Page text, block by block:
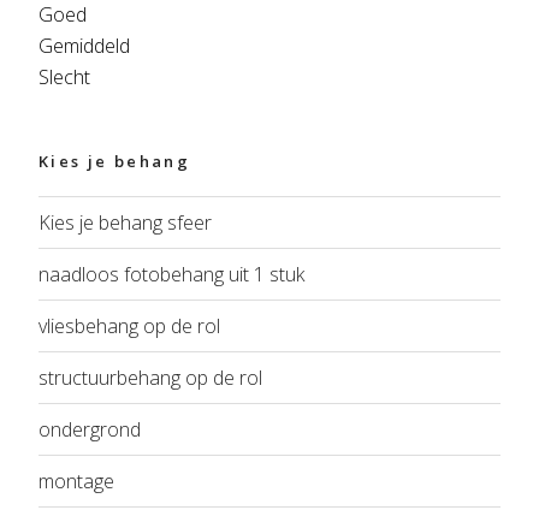
Goed
Gemiddeld
Slecht
Kies je behang
Kies je behang sfeer
naadloos fotobehang uit 1 stuk
vliesbehang op de rol
structuurbehang op de rol
ondergrond
montage